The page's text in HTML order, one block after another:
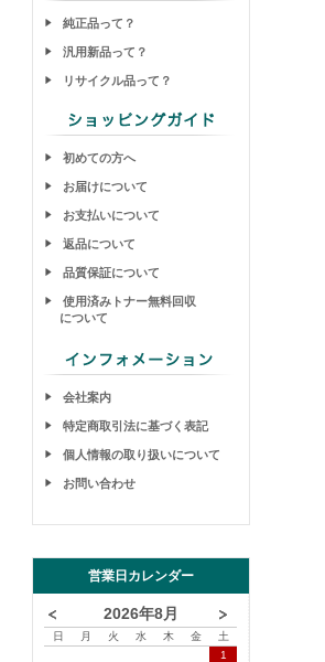
純正品って？
汎用新品って？
リサイクル品って？
初めての方へ
お届けについて
お支払いについて
返品について
品質保証について
使用済みトナー無料回収
について
会社案内
特定商取引法に基づく表記
個人情報の取り扱いについて
お問い合わせ
営業日カレンダー
2026年8月
日 月 火 水 木 金
土
1